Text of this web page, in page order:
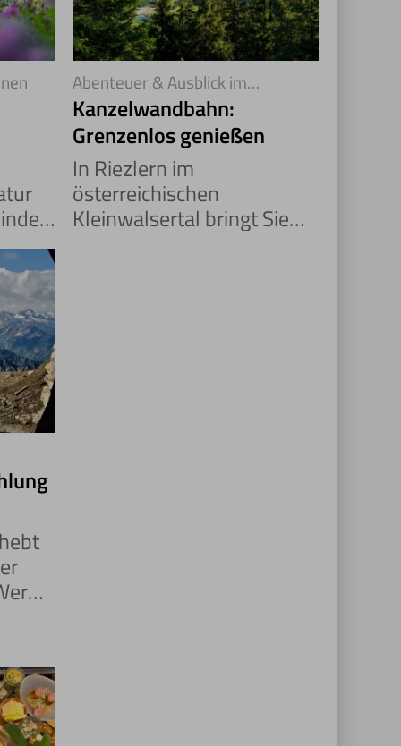
ein
Abenteuer & Ausblick im
Kleinwalsertal
Kanzelwandbahn:
Grenzenlos genießen
In Riezlern im
österreichischen
Kleinwalsertal bringt Sie
&